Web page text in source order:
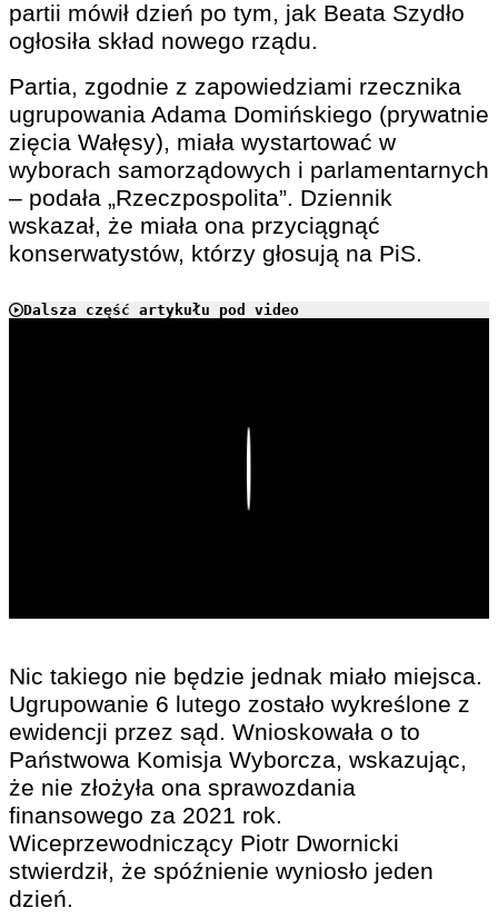
partii mówił dzień po tym, jak Beata Szydło
ogłosiła skład nowego rządu.
Partia, zgodnie z zapowiedziami rzecznika
ugrupowania Adama Domińskiego (prywatnie
zięcia Wałęsy), miała wystartować w
wyborach samorządowych i parlamentarnych
– podała „Rzeczpospolita”. Dziennik
wskazał, że miała ona przyciągnąć
konserwatystów, którzy głosują na PiS.
Dalsza część artykułu pod video
Nic takiego nie będzie jednak miało miejsca.
Ugrupowanie 6 lutego zostało wykreślone z
ewidencji przez sąd. Wnioskowała o to
Państwowa Komisja Wyborcza, wskazując,
że nie złożyła ona sprawozdania
finansowego za 2021 rok.
Wiceprzewodniczący Piotr Dwornicki
stwierdził, że spóźnienie wyniosło jeden
dzień.